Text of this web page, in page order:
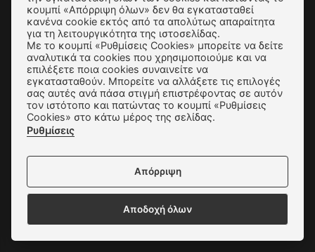
παραγγελίες
Τρ - Πέμ - Παρ:10.00 - 20.00
Κυριακή:11.00 - 17.00
κουμπί «Απόρριψη όλων» δεν θα εγκατασταθεί
κανένα cookie εκτός από τα απολύτως απαραίτητα
για τη λειτουργικότητα της ιστοσελίδας.
Με το κουμπί «Ρυθμίσεις Cookies» μπορείτε να δείτε
αναλυτικά τα cookies που χρησιμοποιούμε και να
επιλέξετε ποια cookies συναινείτε να
εγκατασταθούν. Μπορείτε να αλλάξετε τις επιλογές
σας αυτές ανά πάσα στιγμή επιστρέφοντας σε αυτόν
τον ιστότοπο και πατώντας το κουμπί «Ρυθμίσεις
Cookies» στο κάτω μέρος της σελίδας.
Ρυθμίσεις
Απόρριψη
Αποδοχή όλων